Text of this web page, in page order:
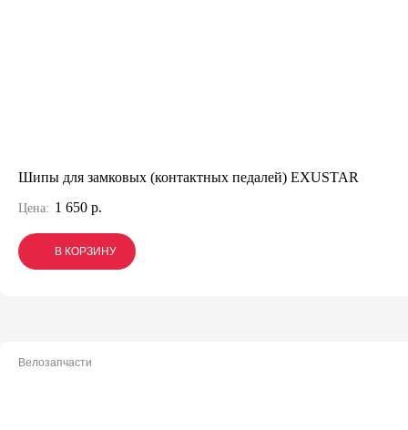
Шипы для замковых (контактных педалей) EXUSTAR
Цена: 1 650 р.
В КОРЗИНУ
В КОРЗИНУ
В КОРЗИНУ
Велозапчасти